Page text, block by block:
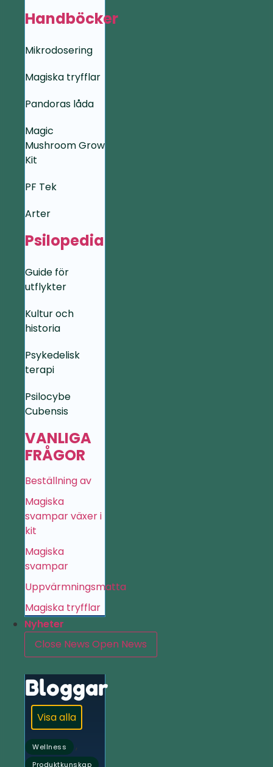
Handböcker
Mikrodosering
Magiska tryfflar
Pandoras låda
Magic
Mushroom Grow
Kit
PF Tek
Arter
Psilopedia
Guide för
utflykter
Kultur och
historia
Psykedelisk
terapi
Psilocybe
Cubensis
VANLIGA
FRÅGOR
Beställning av
Magiska
svampar växer i
kit
Magiska
svampar
Uppvärmningsmatta
Magiska tryfflar
Nyheter
Close News Open News
Bloggar
Visa alla
Wellness ,
Produktkunskap